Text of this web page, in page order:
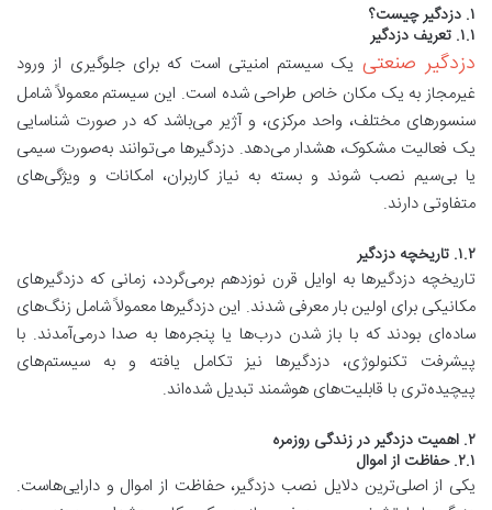
۱. دزدگیر چیست؟
۱.۱. تعریف دزدگیر
دزدگیر صنعتی یک سیستم امنیتی است که برای جلوگیری از ورود
غیرمجاز به یک مکان خاص طراحی شده است. این سیستم معمولاً شامل
سنسورهای مختلف، واحد مرکزی، و آژیر می‌باشد که در صورت شناسایی
یک فعالیت مشکوک، هشدار می‌دهد. دزدگیرها می‌توانند به‌صورت سیمی
یا بی‌سیم نصب شوند و بسته به نیاز کاربران، امکانات و ویژگی‌های
متفاوتی دارند.
۱.۲. تاریخچه دزدگیر
تاریخچه دزدگیرها به اوایل قرن نوزدهم برمی‌گردد، زمانی که دزدگیرهای
مکانیکی برای اولین بار معرفی شدند. این دزدگیرها معمولاً شامل زنگ‌های
ساده‌ای بودند که با باز شدن درب‌ها یا پنجره‌ها به صدا درمی‌آمدند. با
پیشرفت تکنولوژی، دزدگیرها نیز تکامل یافته و به سیستم‌های
پیچیده‌تری با قابلیت‌های هوشمند تبدیل شده‌اند.
۲. اهمیت دزدگیر در زندگی روزمره
۲.۱. حفاظت از اموال
یکی از اصلی‌ترین دلایل نصب دزدگیر، حفاظت از اموال و دارایی‌هاست.